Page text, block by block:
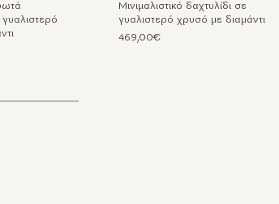
Μινιμαλιστικό δαχτυλίδι σε
γυαλιστερό χρυσό με διαμάντι
469,00€